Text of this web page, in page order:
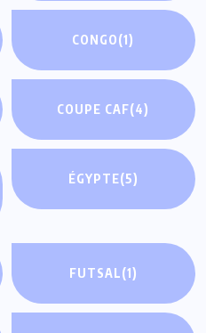
CONGO(1)
COUPE CAF(4)
ÉGYPTE(5)
FUTSAL(1)